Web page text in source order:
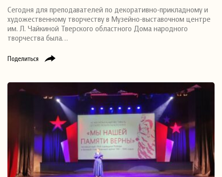
Поделиться
Сегодня для преподавателей по декоративно-прикладному и
художественному творчеству в Музейно-выставочном центре
им. Л. Чайкиной Тверского областного Дома народного
творчества была…